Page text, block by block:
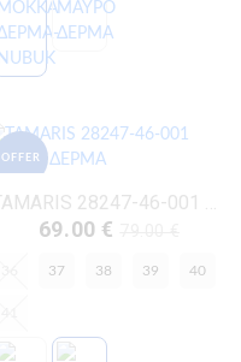
OFFER
TAMARIS 28247-46-001 ΜΑΥΡΟ ΔΕΡΜΑ
69.00 €
37 38 39 40